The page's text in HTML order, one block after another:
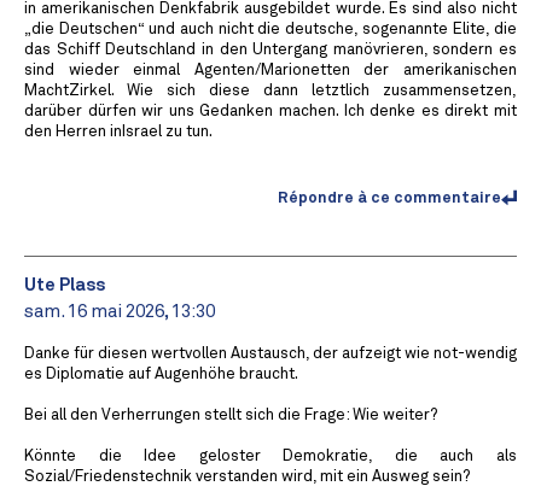
in amerikanischen Denkfabrik ausgebildet wurde. Es sind also nicht
„die Deutschen“ und auch nicht die deutsche, sogenannte Elite, die
das Schiff Deutschland in den Untergang manövrieren, sondern es
sind wieder einmal Agenten/Marionetten der amerikanischen
MachtZirkel. Wie sich diese dann letztlich zusammensetzen,
darüber dürfen wir uns Gedanken machen. Ich denke es direkt mit
den Herren inIsrael zu tun.
Répondre à ce commentaire
Ute Plass
sam. 16 mai 2026, 13:30
Danke für diesen wertvollen Austausch, der aufzeigt wie not-wendig
es Diplomatie auf Augenhöhe braucht.
Bei all den Verherrungen stellt sich die Frage: Wie weiter?
Könnte die Idee geloster Demokratie, die auch als
Sozial/Friedenstechnik verstanden wird, mit ein Ausweg sein?